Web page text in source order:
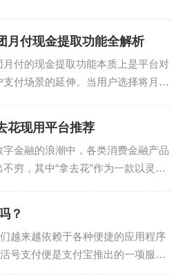
月付现金提取功能全解析
月付的现金提取功能本质上是平台对
支付场景的延伸。当用户选择将月付
为即时可用的物理货币。这种设计满
特定群体的即时需求，例如临时应急
或线下支付场景中...
花现用平台推荐
字金融的浪潮中，各类消费金融产品
不穷，其中“拿去花”作为一款以灵活
睐。然而，随着时间的推移，用户对
融服务的需求不断变化，市场也在不
洗牌。目前，“...
？
越来越依赖于各种便捷的应用程序
号支付便是支付宝推出的一项服